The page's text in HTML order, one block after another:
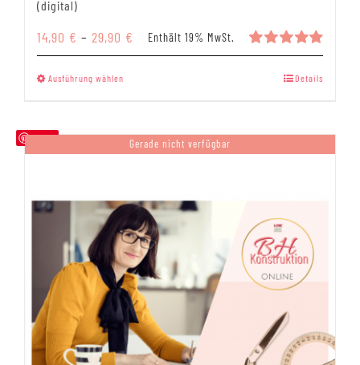
(digital)
Bewertet
4.95
14,90 € – 29,90 € Preisspanne:
14,90 €
Enthält 19% MwSt.
Ausführung wählen
mehrere
Varianten
Die
Optionen
können
auf
der
Produktseite
gewählt
werden
Details
Save
Gerade nicht verfügbar